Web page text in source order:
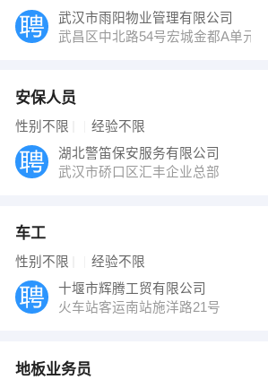
武汉市雨阳物业管理有限公司
武昌区中北路54号宏城金都A单元
安保人员
性别不限 经验不限
湖北警笛保安服务有限公司
武汉市硚口区汇丰企业总部
车工
性别不限 经验不限
十堰市辉腾工贸有限公司
火车站客运南站施洋路21号
地板业务员